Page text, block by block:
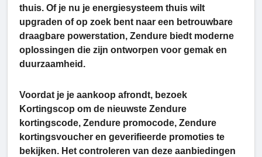
thuis. Of je nu je energiesysteem thuis wilt
upgraden of op zoek bent naar een betrouwbare
draagbare powerstation, Zendure biedt moderne
oplossingen die zijn ontworpen voor gemak en
duurzaamheid.
Voordat je je aankoop afrondt, bezoek
Kortingscop om de nieuwste Zendure
kortingscode, Zendure promocode, Zendure
kortingsvoucher en geverifieerde promoties te
bekijken. Het controleren van deze aanbiedingen